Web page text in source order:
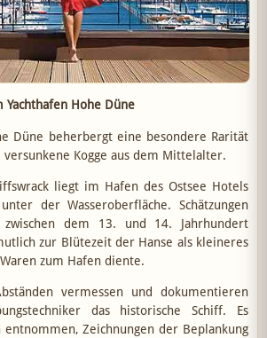
Yachthafen Hohe Düne
Düne beherbergt eine besondere Rarität
versunkene Kogge aus dem Mittelalter.
liegt im Hafen des Ostsee Hotels
der Wasseroberfläche. Schätzungen
dem 13. und 14. Jahrhundert
zur Blütezeit der Hanse als kleineres
zum Hafen diente.
vermessen und dokumentieren
das historische Schiff. Es
Zeichnungen der Beplankung